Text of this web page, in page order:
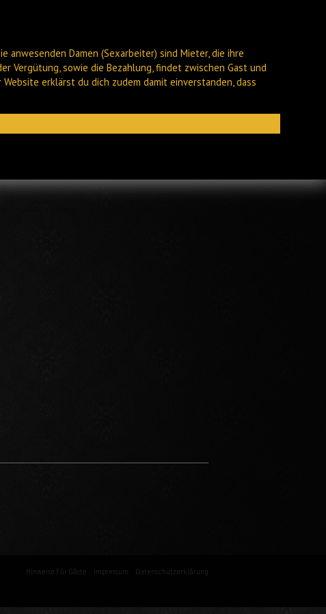
Hinweise Für Gäste Impressum Datenschutzerklärung
Damen (Sexarbeiter) sind Mieter, die ihre
Vergütung, sowie die Bezahlung, findet zwischen Gast und
erklärst du dich zudem damit einverstanden, dass